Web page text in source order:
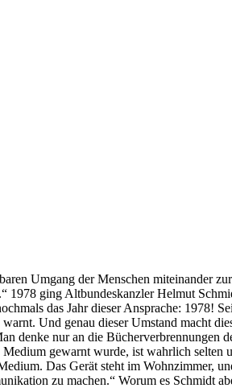
Umgang der Menschen miteinander
1978 ging Altbundeskanzler Helmut
das Jahr dieser Ansprache: 1978!
Und genau dieser Umstand macht
denke nur an die Bücherverbrennungen
gewarnt wurde, ist wahrlich
Das Gerät steht im Wohnzimmer,
zu machen.“ Worum es Schmidt